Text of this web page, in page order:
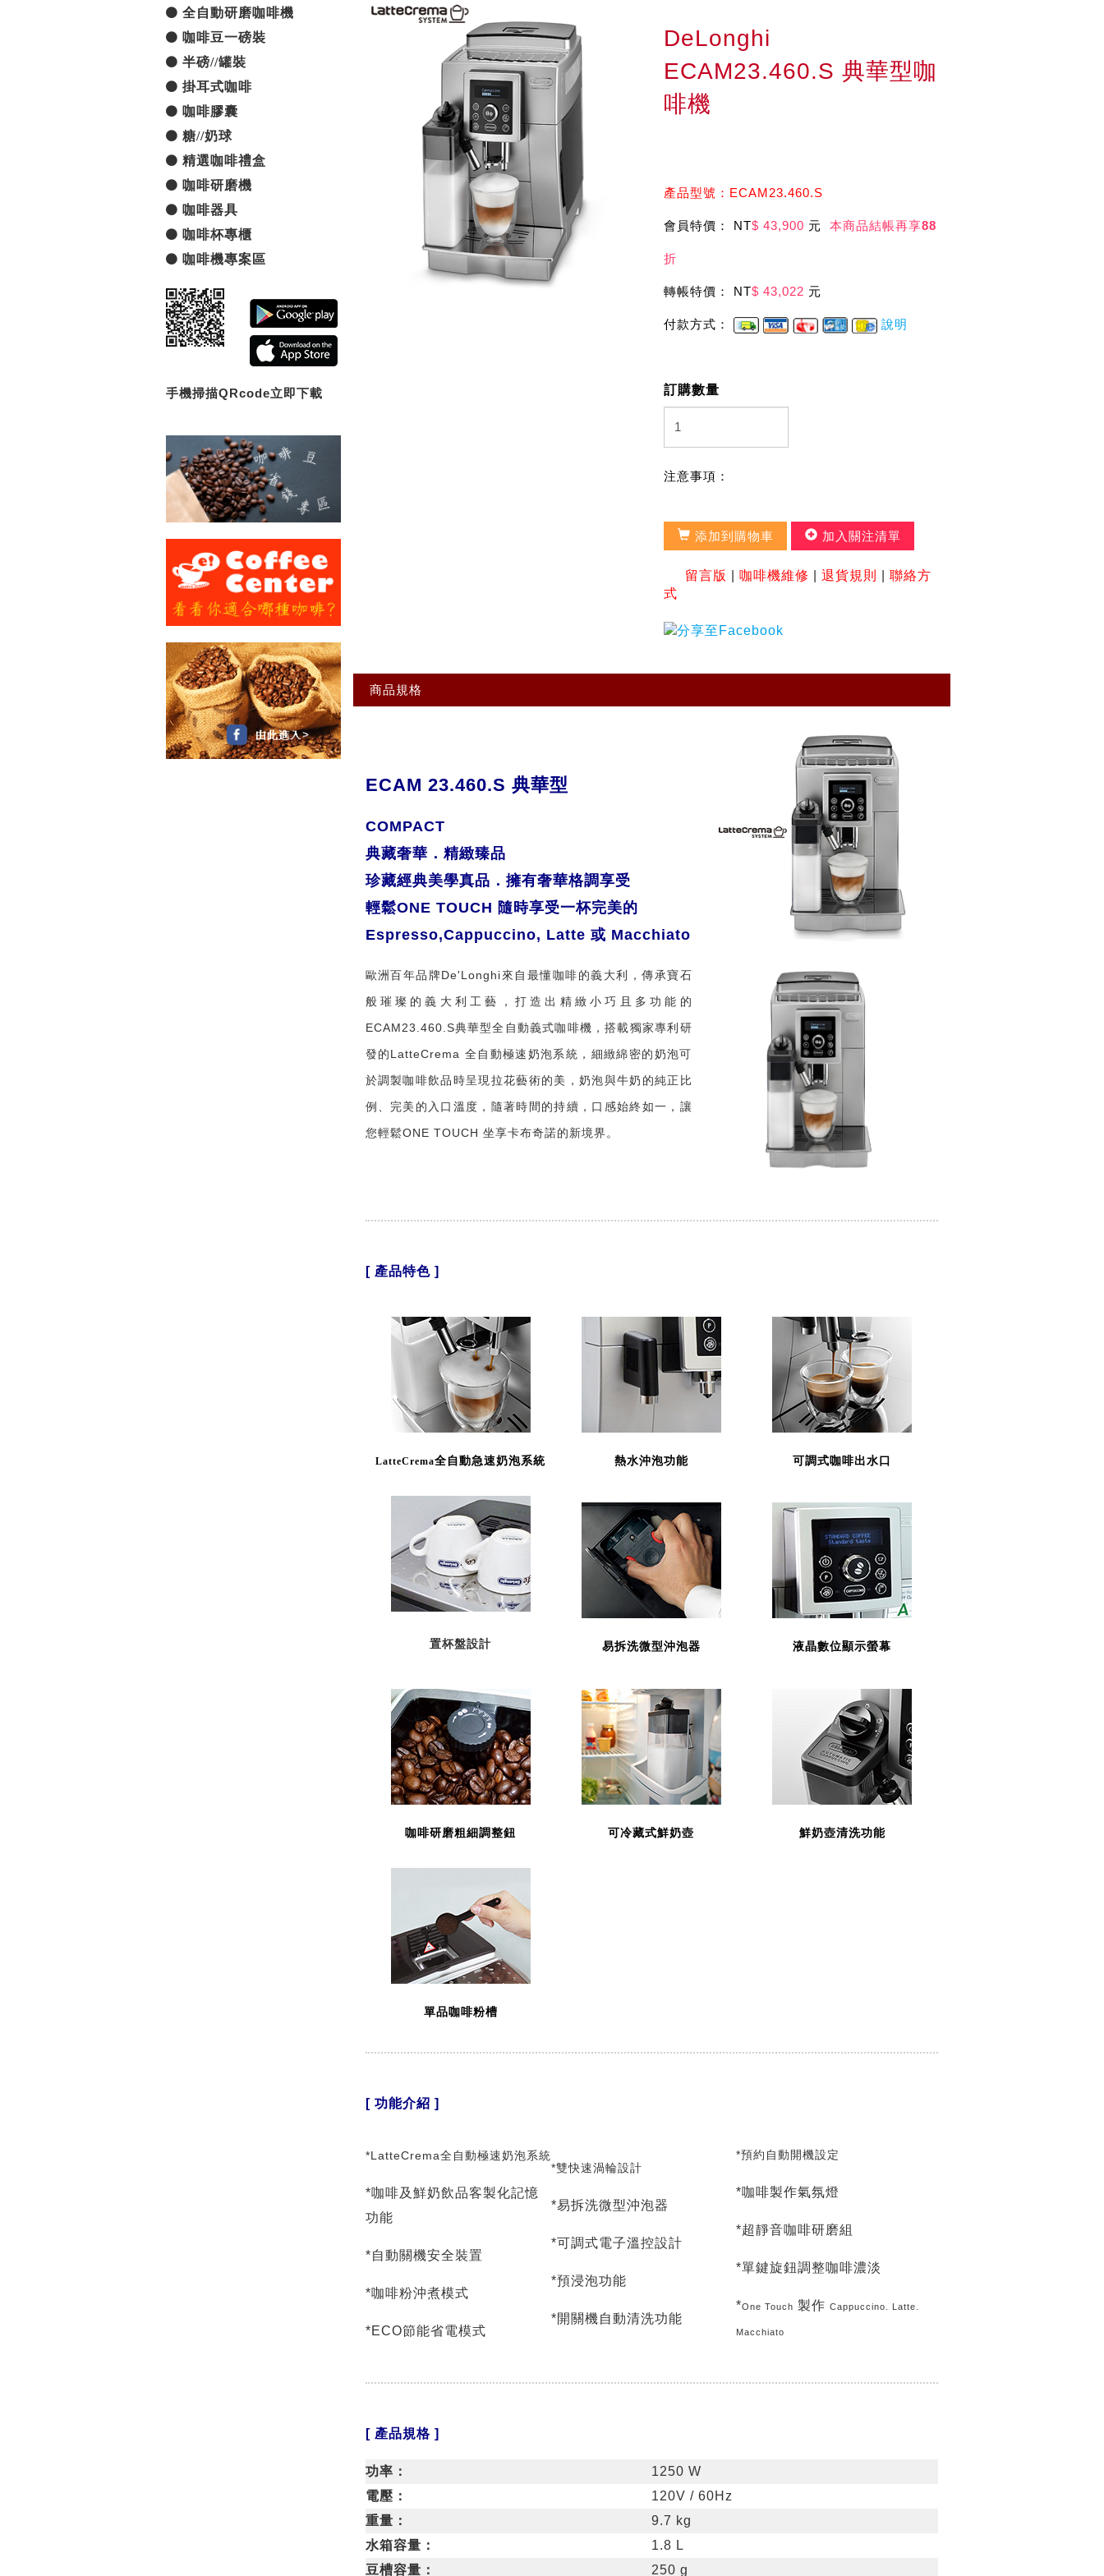
全自動研磨咖啡機
咖啡豆一磅裝
半磅//罐裝
掛耳式咖啡
咖啡膠囊
糖//奶球
精選咖啡禮盒
咖啡研磨機
咖啡器具
咖啡杯專櫃
咖啡機專案區
手機掃描QRcode立即下載
DeLonghi
ECAM23.460.S 典華型咖
啡機
產品型號：ECAM23.460.S
會員特價： NT$ 43,900 元本商品結帳再享88
折
轉帳特價： NT$ 43,022 元
付款方式： 說明
訂購數量
注意事項：
添加到購物車 加入關注清單
留言版 咖啡機維修 |退貨規則 |聯絡方
式
商品規格
ECAM 23.460.S 典華型
COMPACT
典藏奢華．精緻臻品
珍藏經典美學真品．擁有奢華格調享受
輕鬆ONE TOUCH 隨時享受一杯完美的
Espresso,Cappuccino, Latte 或 Macchiato
歐洲百年品牌De'Longhi來自最懂咖啡的義大利，傳承寶石
般璀璨的義大利工藝，打造出精緻小巧且多功能的
ECAM23.460.S典華型全自動義式咖啡機，搭載獨家專利研
發的LatteCrema 全自動極速奶泡系統，細緻綿密的奶泡可
於調製咖啡飲品時呈現拉花藝術的美，奶泡與牛奶的純正比
例、完美的入口溫度，隨著時間的持續，口感始終如一，讓
您輕鬆ONE TOUCH 坐享卡布奇諾的新境界。
[ 產品特色 ]
LatteCrema全自動急速奶泡系統 熱水沖泡功能 可調式咖啡出水口
置杯盤設計 易拆洗微型沖泡器 液晶數位顯示螢幕
咖啡研磨粗細調整鈕 可冷藏式鮮奶壺 鮮奶壺清洗功能
單品咖啡粉槽
[ 功能介紹 ]
*LatteCrema全自動極速奶泡系統
*咖啡及鮮奶飲品客製化記憶
功能
*自動關機安全裝置
*咖啡粉沖煮模式
*ECO節能省電模式
*雙快速渦輪設計
*易拆洗微型沖泡器
*可調式電子溫控設計
*預浸泡功能
*開關機自動清洗功能
*預約自動開機設定
*咖啡製作氣氛燈
*超靜音咖啡研磨組
*單鍵旋鈕調整咖啡濃淡
*One Touch 製作 Cappuccino. Latte.
Macchiato
[ 產品規格 ]
功率：
1250 W
電壓：
120V / 60Hz
重量：
9.7 kg
水箱容量：
1.8 L
豆槽容量：
250 g